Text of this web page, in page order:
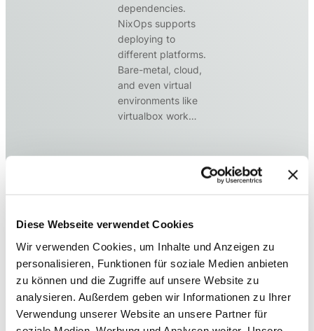
Diese Webseite verwendet Cookies
Wir verwenden Cookies, um Inhalte und Anzeigen zu
personalisieren, Funktionen für soziale Medien anbieten
zu können und die Zugriffe auf unsere Website zu
analysieren. Außerdem geben wir Informationen zu Ihrer
Verwendung unserer Website an unsere Partner für
dependencies.
NixOps supports
deploying to
different platforms.
Bare-metal, cloud,
and even virtual
environments like
virtualbox work…
Compiler
NixOS
August 2016
In the past year
some Mayflower
colleagues have
started using